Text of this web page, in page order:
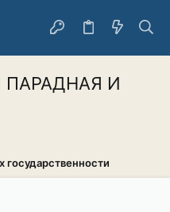
И
государственности